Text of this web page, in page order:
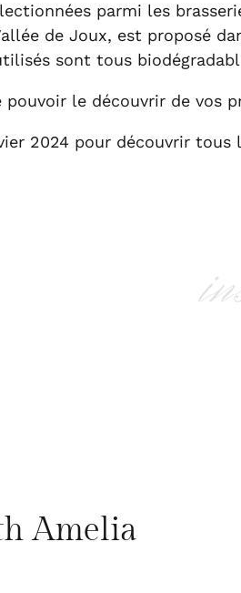
parmi les
de Joux, est proposé
sont tous
le découvrir de vos
2024 pour découvrir tous
Amelia